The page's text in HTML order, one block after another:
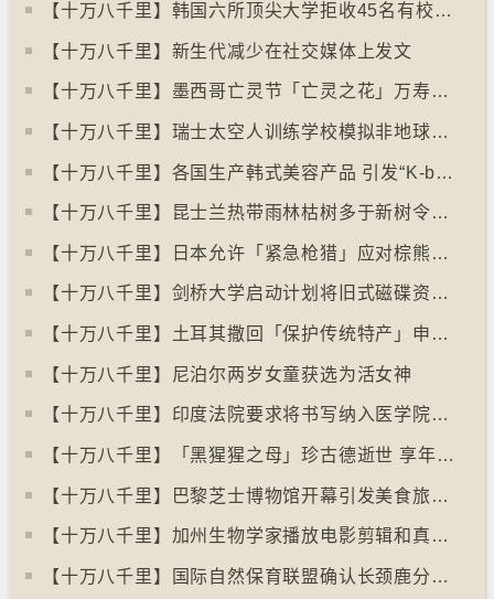
【十万八千里】韩国六所顶尖大学拒收45名有校园暴力纪录者入学
【十万八千里】新生代减少在社交媒体上发文
【十万八千里】墨西哥亡灵节「亡灵之花」万寿菊失收
【十万八千里】瑞士太空人训练学校模拟非地球生活
【十万八千里】各国生产韩式美容产品 引发“K-beauty”定义讨论
【十万八千里】昆士兰热带雨林枯树多于新树令二氧化碳释出量多于吸收量
【十万八千里】日本允许「紧急枪猎」应对棕熊袭击人类事件急增
【十万八千里】剑桥大学启动计划将旧式磁碟资料存档
【十万八千里】土耳其撒回「保护传统特产」申请德国烤肉多样性获保护
【十万八千里】尼泊尔两岁女童获选为活女神
【十万八千里】印度法院要求将书写纳入医学院课程
【十万八千里】「黑猩猩之母」珍古德逝世 享年91岁
【十万八千里】巴黎芝士博物馆开幕引发美食旅游热潮
【十万八千里】加州生物学家播放电影剪辑和真人声音驱狼
【十万八千里】国际自然保育联盟确认长颈鹿分四个品种有助制订保育方案